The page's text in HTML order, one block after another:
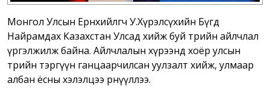
Монгол Улсын Ерөнхийлөгч У.Хүрэлсүхийн Бүгд
Найрамдах Казахстан Улсад хийж буй төрийн айлчлал
үргэлжилж байна. Айлчлалын хүрээнд хоёр улсын
төрийн тэргүүн ганцаарчилсан уулзалт хийж, улмаар
албан ёсны хэлэлцээ өрнүүллээ.